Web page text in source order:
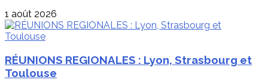
1 août 2026
RÉUNIONS REGIONALES : Lyon, Strasbourg et
Toulouse